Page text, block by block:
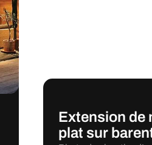
Extension de
plat sur